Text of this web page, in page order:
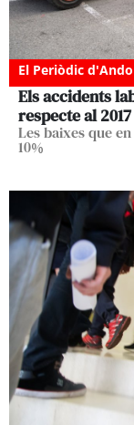
El Periòdic
Els accidents
respecte al 2017
Les baixes que
10%